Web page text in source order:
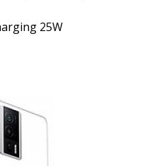
25W